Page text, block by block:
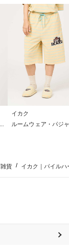
イカク
ルームウェア・パジ
貨 イカク｜パイルハ